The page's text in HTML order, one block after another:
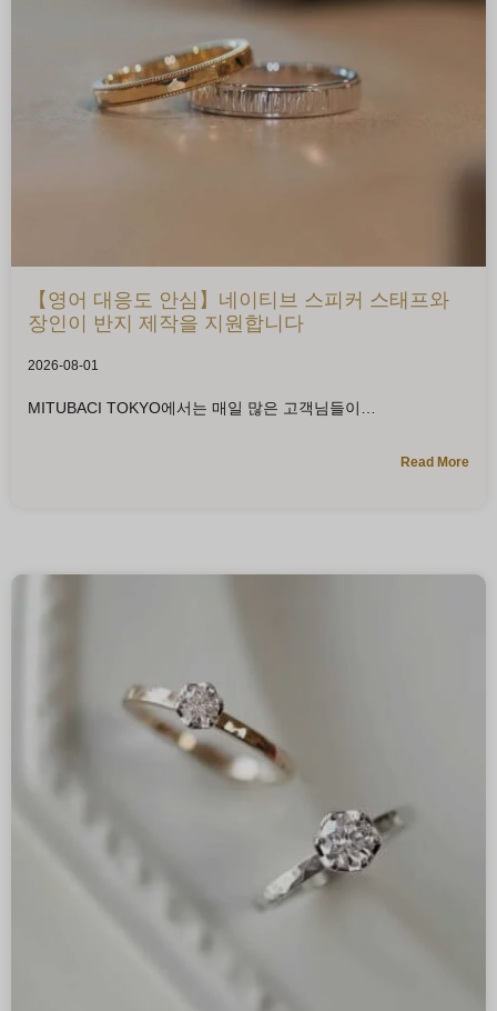
【영어 대응도 안심】네이티브 스피커 스태프와
장인이 반지 제작을 지원합니다
2026-08-01
MITUBACI TOKYO에서는 매일 많은 고객님들이
Read More